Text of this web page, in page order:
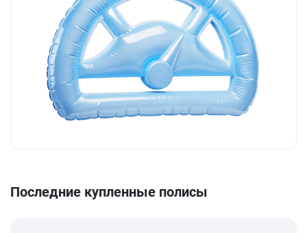
Последние купленные полисы